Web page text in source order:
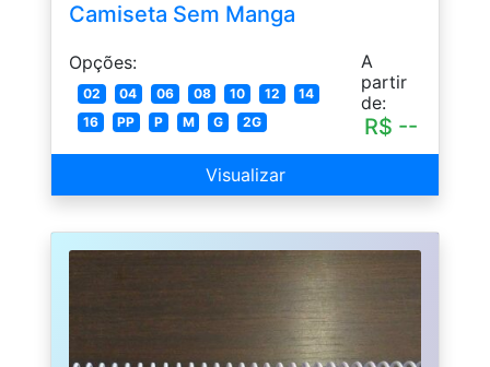
Camiseta Sem Manga
Opções:
02 04 06 08 10 12
14
16
PP P M G 2G
A
partir
de:
R$ --
Visualizar